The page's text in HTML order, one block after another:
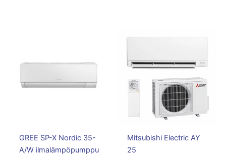
GREE SP-X Nordic 35-
A/W ilmalämpöpumppu
Mitsubishi Electric AY
25